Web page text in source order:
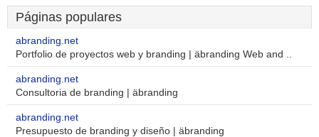
Páginas populares
abranding.net
Portfolio de proyectos web y branding | äbranding Web and ..
abranding.net
Consultoria de branding | äbranding
abranding.net
Presupuesto de branding y diseño | äbranding